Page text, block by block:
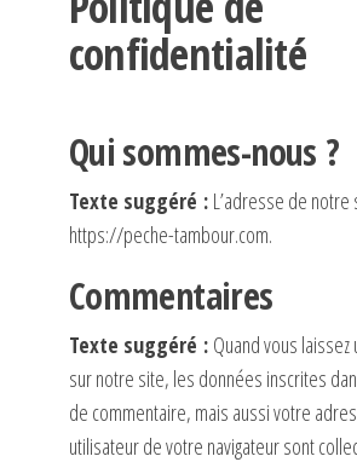
confidentialité
Qui sommes-nous ?
Texte suggéré : L’adresse de
https://peche-tambour.com.
Commentaires
Texte suggéré : Quand vous
sur notre site, les données inscrites
de commentaire, mais aussi votre
utilisateur de votre navigateur sont